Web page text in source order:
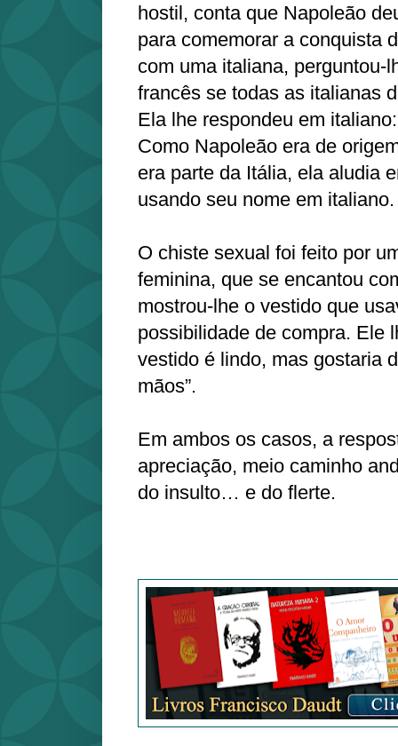
hostil, conta que Napoleão
para comemorar a conquista
com uma italiana, perguntou-
francês se todas as italianas
Ela lhe respondeu em
Como Napoleão era de
era parte da Itália, ela aludia
usando seu nome em italiano.
O chiste sexual foi feito por
feminina, que se encantou
mostrou-lhe o vestido que
possibilidade de compra. Ele
vestido é lindo, mas gostaria
mãos”.
Em ambos os casos, a
apreciação, meio caminho
do insulto… e do flerte.